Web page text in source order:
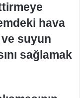
hava
suyun
sağlamak